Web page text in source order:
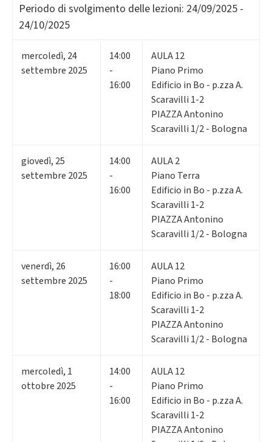
Periodo di svolgimento delle lezioni: 24/09/2025 -
24/10/2025
mercoledì, 24
settembre 2025
14:00
-
16:00
AULA 12
Piano Primo
Edificio in Bo - p.zza A.
Scaravilli 1-2
PIAZZA Antonino
Scaravilli 1/2 - Bologna
giovedì, 25
settembre 2025
14:00
-
16:00
AULA 2
Piano Terra
Edificio in Bo - p.zza A.
Scaravilli 1-2
PIAZZA Antonino
Scaravilli 1/2 - Bologna
venerdì, 26
settembre 2025
16:00
-
18:00
AULA 12
Piano Primo
Edificio in Bo - p.zza A.
Scaravilli 1-2
PIAZZA Antonino
Scaravilli 1/2 - Bologna
mercoledì, 1
ottobre 2025
14:00
-
16:00
AULA 12
Piano Primo
Edificio in Bo - p.zza A.
Scaravilli 1-2
PIAZZA Antonino